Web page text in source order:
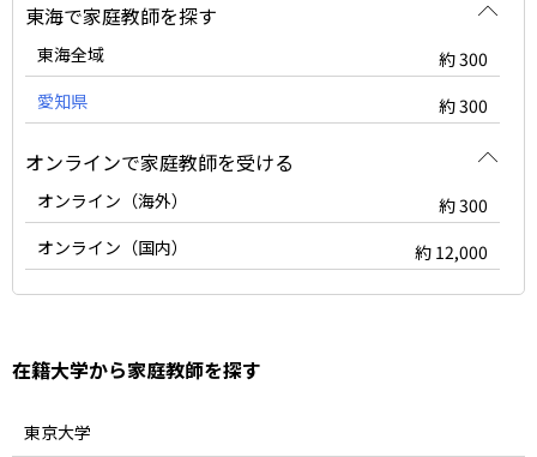
東海で家庭教師を探す
東海全域
約 300
愛知県
約 300
オンラインで家庭教師を受ける
オンライン（海外）
約 300
オンライン（国内）
約 12,000
在籍大学から家庭教師を探す
東京大学